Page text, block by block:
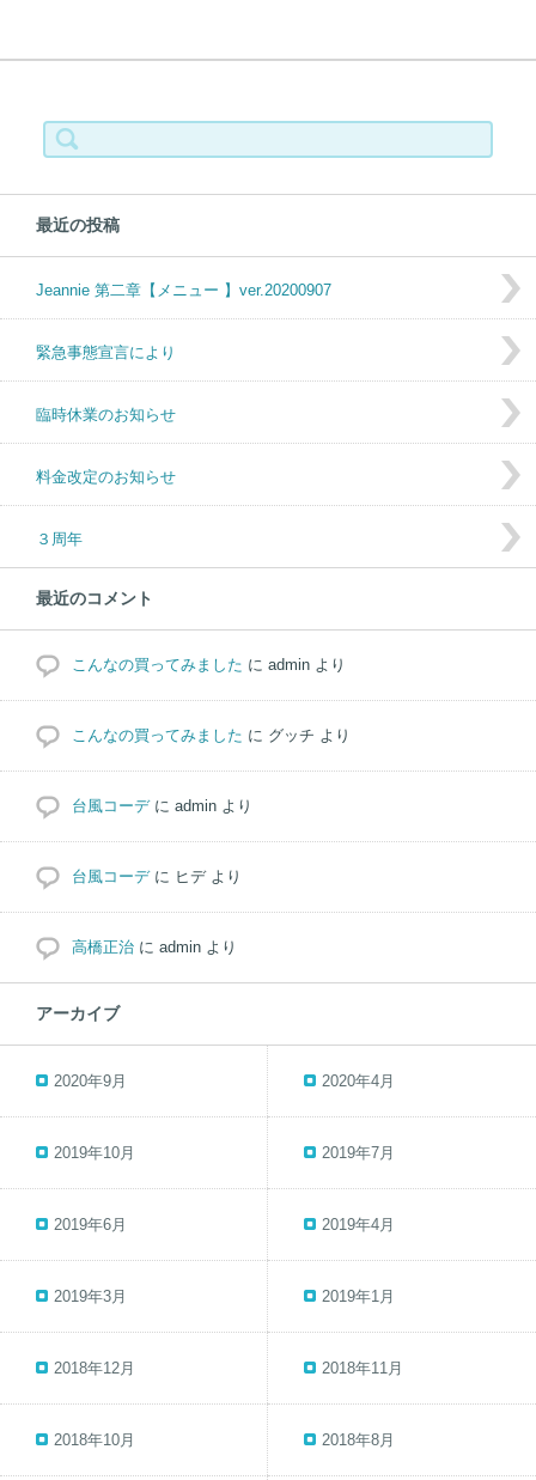
検索:
最近の投稿
Jeannie 第二章【メニュー 】ver.20200907
緊急事態宣言により
臨時休業のお知らせ
料金改定のお知らせ
３周年
最近のコメント
こんなの買ってみました に admin より
こんなの買ってみました に グッチ より
台風コーデに admin より
台風コーデに ヒデより
高橋正治 に admin より
アーカイブ
2020年9月 2020年4月
2019年10月 2019年7月
2019年6月 2019年4月
2019年3月 2019年1月
2018年12月 2018年11月
2018年10月 2018年8月